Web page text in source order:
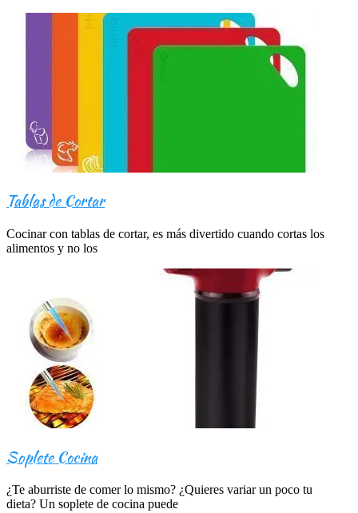
Tablas de Cortar
Cocinar con tablas de cortar, es más divertido cuando cortas los
alimentos y no los
Soplete Cocina
¿Te aburriste de comer lo mismo? ¿Quieres variar un poco tu
dieta? Un soplete de cocina puede